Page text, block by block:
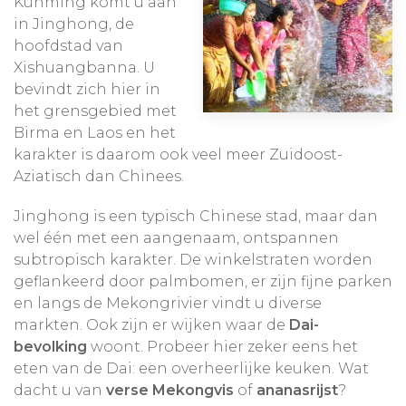
rivier.
volkeren druk aan het kopen en verkopen zijn,
iets wat de Bai rondom het Erhai meer doen en
de Naxi in Lijiang.
Kortom; deze historische handelsroute laat u dit
deel van het veelzijdige en hedendaagse zuiden
van China zien.
in Jinghong, de
hoofdstad van
Xishuangbanna. U
bevindt zich hier in
het grensgebied met
Birma en Laos en het
karakter is daarom ook veel meer Zuidoost-
Aziatisch dan Chinees.
Jinghong is een typisch Chinese stad, maar dan
wel één met een aangenaam, ontspannen
subtropisch karakter. De winkelstraten worden
geflankeerd door palmbomen, er zijn fijne parken
en langs de Mekongrivier vindt u diverse
markten. Ook zijn er wijken waar de Dai-
bevolking woont. Probeer hier zeker eens het
eten van de Dai: een overheerlijke keuken. Wat
dacht u van verse Mekongvis of ananasrijst?